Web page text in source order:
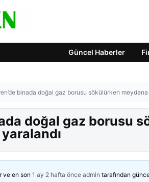
Güncel Haberler
binada doğal gaz borusu sökülürken
doğal gaz borusu
ve en son 1 ay 2 hafta önce admin tarafından